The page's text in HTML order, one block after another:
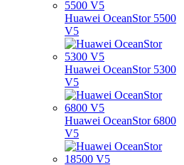
Huawei OceanStor 5500
V5
Huawei OceanStor 5300
V5
Huawei OceanStor 6800
V5